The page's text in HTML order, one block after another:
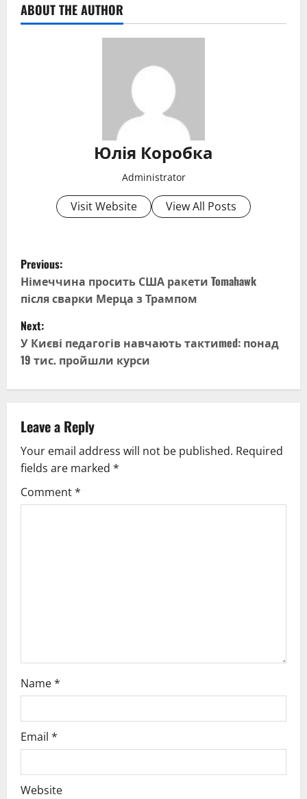
ABOUT THE AUTHOR
Юлія Коробка
Administrator
Visit Website View All Posts
P
o
s
t
n
v
i
g
Previous:
Німеччина просить США ракети Tomahawk
після сварки Мерца з Трампом
Next:
У Києві педагогів навчають тактиmed: понад
19 тис. пройшли курси
Leave a Reply
Your email address will not be published. Required
fields are marked *
Comment*
Name*
Email *
Website